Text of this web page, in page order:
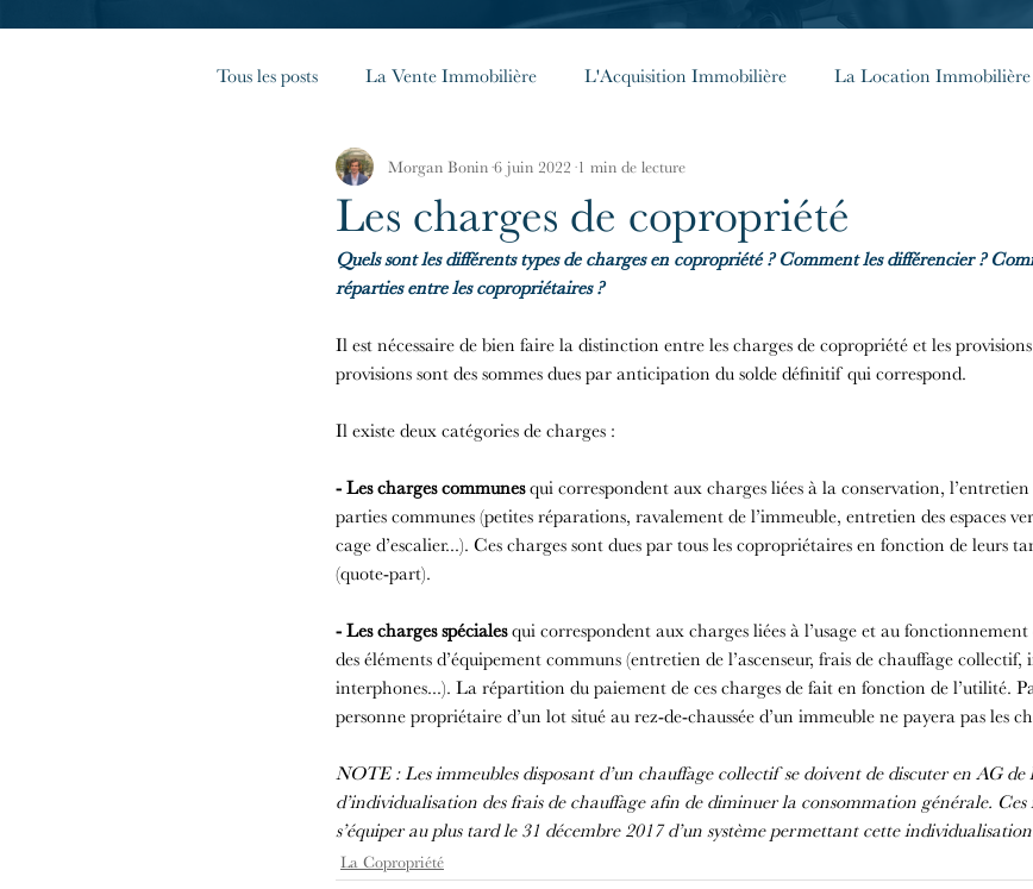
Tous les posts La Vente Immobilière L'Acquisition Immobilière La Location Immobilière
La Copropriété Les Règles Générales Investir à l'étranger
Immobilier en France
Les charges de copropriété
Morgan Bonin 6 juin 2022 1 min de lecture
Quels sont les différents types de charges en copropriété ? Comment les différencier ?
réparties entre les copropriétaires ?
Il est nécessaire de bien faire la distinction entre les charges de copropriété et les
provisions sont des sommes dues par anticipation du solde définitif qui correspond.
Il existe deux catégories de charges :
- Les charges communes qui correspondent aux charges liées à la conservation,
parties communes (petites réparations, ravalement de l’immeuble, entretien des espaces
cage d’escalier...). Ces charges sont dues par tous les copropriétaires en fonction de leurs
(quote-part).
- Les charges spéciales qui correspondent aux charges liées à l’usage et au fonctionnement
des éléments d’équipement communs (entretien de l’ascenseur, frais de chauffage collectif,
interphones...). La répartition du paiement de ces charges de fait en fonction de l’utilité.
personne propriétaire d’un lot situé au rez-de-chaussée d’un immeuble ne payera pas les
NOTE : Les immeubles disposant d’un chauffage collectif se doivent de discuter en AG
d’individualisation des frais de chauffage afin de diminuer la consommation générale.
s’équiper au plus tard le 31 décembre 2017 d’un système permettant cette individualisation
La Copropriété